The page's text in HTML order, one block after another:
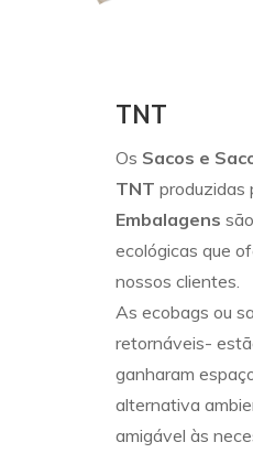
TNT
Os Sacos e
TNT produzidas
Embalagens
ecológicas que
nossos clientes.
As ecobags ou
retornáveis-
ganharam
alternativa
amigável às